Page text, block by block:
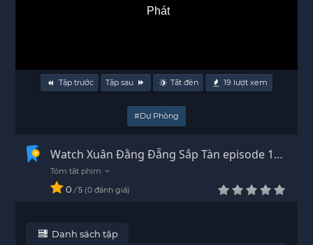
Phát
Tập trước Tập sau Tắt đèn 19 lượt xem
#Dự Phòng
Watch Xuân Đằng Đẵng Sắp Tàn episode 10
Vietsub - HD
0 / 5 0 đánh giá
Danh sách tập